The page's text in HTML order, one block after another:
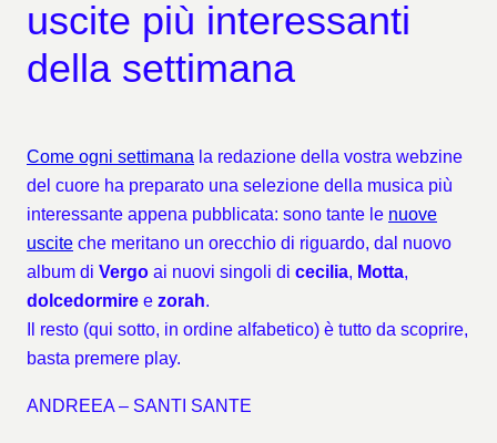
uscite più interessanti
della settimana
Come ogni settimana la redazione della vostra webzine
del cuore ha preparato una selezione della musica più
interessante appena pubblicata: sono tante le nuove
uscite che meritano un orecchio di riguardo, dal nuovo
album di Vergo ai nuovi singoli di cecilia, Motta,
dolcedormire e zorah.
Il resto (qui sotto, in ordine alfabetico) è tutto da scoprire,
basta premere play.
ANDREEA – SANTI SANTE